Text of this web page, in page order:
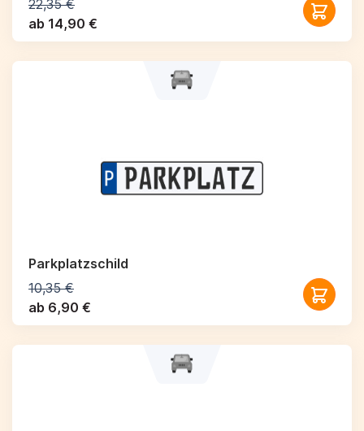
22,35 €
ab 14,90 €
Parkplatzschild
10,35 €
ab 6,90 €